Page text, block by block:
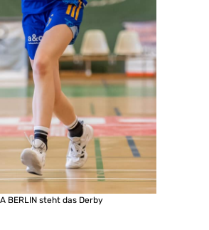
BERLIN steht das Derby